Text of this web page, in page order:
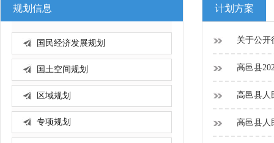
规划信息
国民经济发展规划
国土空间规划
区域规划
专项规划
计划方案
关于公开
高邑县
高邑县人
高邑县人